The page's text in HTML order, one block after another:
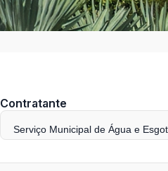
Contratante
Serviço Municipal de Água e